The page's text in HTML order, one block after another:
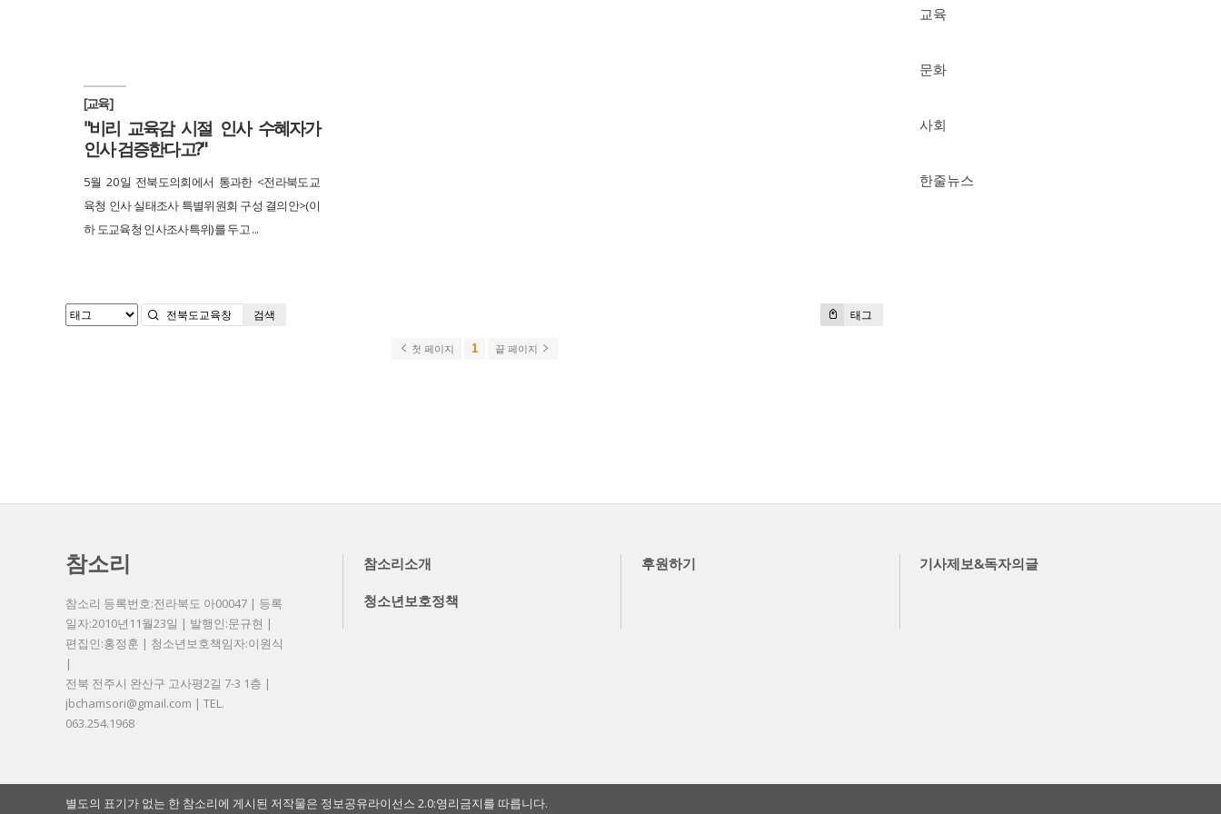
교육
문화
사회
한줄뉴스
[교육]
"비리 교육감 시절 인사 수혜자가
인사 검증한다고?"
5월 20일 전북도의회에서 통과한 <전라북도교
육청 인사 실태조사 특별위원회 구성 결의안>(이
하 도교육청 인사조사특위)를 두고 ...
태그
검색
첫 페이지 1 끝 페이지
참소리
참소리 등록번호:전라북도 아00047 | 등록
일자:2010년11월23일 | 발행인:문규현 |
편집인:홍정훈 | 청소년보호책임자:이원식
|
전북 전주시 완산구 고사평2길 7-3 1층 |
jbchamsori@gmail.com | TEL.
063.254.1968
참소리소개 후원하기 기사제보&독자의글
청소년보호정책
별도의 표기가 없는 한 참소리에 게시된 저작물은 정보공유라이선스 2.0:영리금지를 따릅니다.